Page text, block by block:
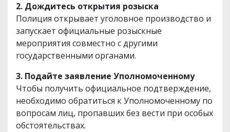
2. Дождитесь открытия розыска
Полиция открывает уголовное производство и
запускает официальные розыскные
мероприятия совместно с другими
государственными органами.
3. Подайте заявление Уполномоченному
Чтобы получить официальное подтверждение,
необходимо обратиться к Уполномоченному по
вопросам лиц, пропавших без вести при особых
обстоятельствах.